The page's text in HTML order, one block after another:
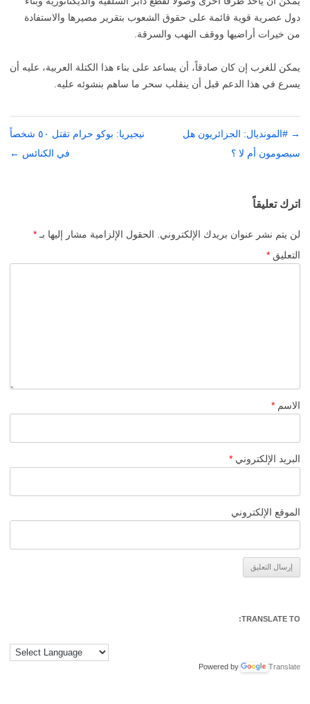
دول عصرية قوية قائمة على حقوق الشعوب بتقرير مصيرها والاستفادة
من خيرات أراضيها ووقف النهب والسرقة.
يمكن للغرب إن كان صادقاً، أن يساعد على بناء هذا الكتلة العربية، عليه أن
يسرع في هذا الدعم قبل أن ينقلب سحر ما ساهم بنشوئه عليه.
تصفّح
المقالات
→ #المونديال: الجزائريون هل
سيصومون أم لا ؟
نيجيريا: بوكو حرام تقتل ٥٠ شخصاً
في الكنائس ←
اترك تعليقاً
لن يتم نشر عنوان بريدك الإلكتروني. الحقول الإلزامية مشار إليها بـ *
التعليق *
الاسم *
البريد الإلكتروني *
الموقع الإلكتروني
TRANSLATE TO:
Powered by Translate